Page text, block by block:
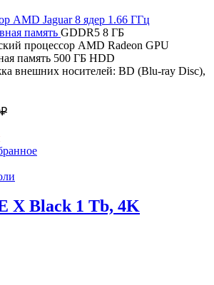
AMD Jaguar 8 ядер 1.66 ГГц
память GDDR5 8 ГБ
процессор AMD Radeon GPU
память 500 ГБ HDD
внешних носителей: BD (Blu-ray Disc),
₽
X Black 1 Tb, 4K